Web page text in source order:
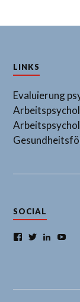
LINKS
Evaluierung
SOCIAL
Facebook
Twitter